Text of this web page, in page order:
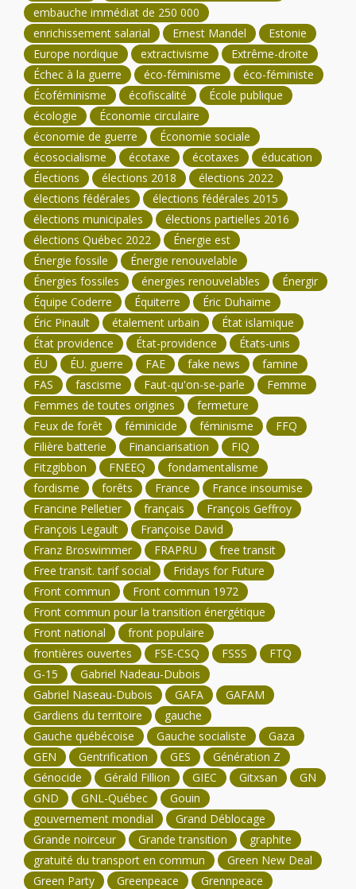
embauche immédiat de 250 000
enrichissement salarial
Ernest Mandel
Estonie
Europe nordique
extractivisme
Extrême-droite
Échec à la guerre
éco-féminisme
éco-féministe
Écoféminisme
écofiscalité
École publique
écologie
Économie circulaire
économie de guerre
Économie sociale
écosocialisme
écotaxe écotaxes
éducation
Élections
élections 2018
élections 2022
élections fédérales
élections fédérales 2015
élections municipales
élections partielles 2016
élections Québec 2022
Énergie est
Énergie fossile
Énergie renouvelable
Énergies fossiles
énergies renouvelables
Énergir
Équipe Coderre
Équiterre
Éric Duhaime
Éric Pinault
étalement urbain
État islamique
État providence
État-providence
États-unis
ÉU
ÉU. guerre FAE fake news
famine
FAS
fascisme Faut-qu'on-se-parle
Femme
Femmes de toutes origines
fermeture
Feux de forêt
féminicide féminisme
FFQ
Filière batterie
Financiarisation
FIQ
Fitzgibbon
FNEEQ
fondamentalisme
fordisme
forêts France
France insoumise
Francine Pelletier
français
François Geffroy
François Legault
Françoise David
Franz Broswimmer
FRAPRU
free transit
Free transit. tarif social
Fridays for Future
Front commun
Front commun 1972
Front commun pour la transition énergétique
Front national
front populaire
frontières ouvertes
FSE-CSQ FSSS
FTQ
G-15
Gabriel Nadeau-Dubois
Gabriel Naseau-Dubois
GAFA
GAFAM
Gardiens du territoire
gauche
Gauche québécoise
Gauche socialiste
Gaza
GEN
Gentrification GES
Génération Z
Génocide
Gérald Fillion GIEC Gitxsan
GN
GND
GNL-Québec
Gouin
gouvernement mondial
Grand Déblocage
Grande noirceur
Grande transition
graphite
gratuité du transport en commun
Green New Deal
Green Party
Greenpeace
Grennpeace